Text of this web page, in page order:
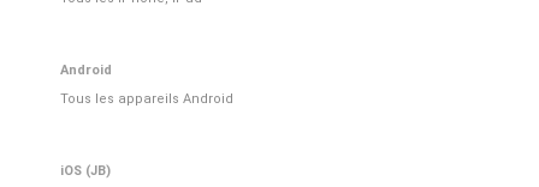
Android
Tous les appareils Android
iOS (JB)